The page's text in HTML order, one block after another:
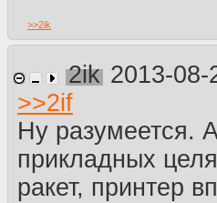
>>2ik
2ik 2013-08-
>>2if
Ну разумеется.
прикладных
ракет, принтер